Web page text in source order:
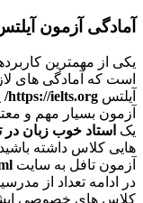
آمادگی آزمون
یکی از مهمترین
است که آمادگی های
آیلتس https://ielts.org/
آزمون بسیار مهم و
یک استاد خوب زبان در
هایی کلاس داشته
آزمون تافل به سایت
در ادامه تعداد از
کلاس های خصوصی